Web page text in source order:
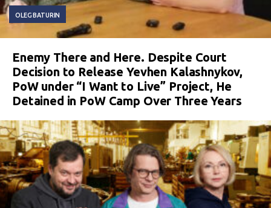
OLEG BATURIN
Enemy There and Here. Despite Court
Decision to Release Yevhen Kalashnykov,
PoW under “I Want to Live” Project, He
Detained in PoW Camp Over Three Years